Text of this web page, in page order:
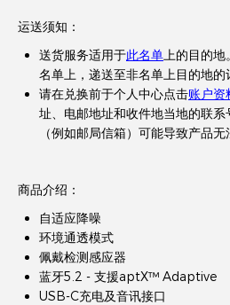
运送须知 ：
送货服务适用于此名单上的目的地
名单上，递送至非名单上目的地的
请在兑换前于个人中心点击账户资
址、电邮地址和收件地当地的联
（例如邮局信箱）可能导致产品无
商品介绍：
自适应降噪
环境通透模式
佩戴检测感应器
蓝牙5.2 - 支援aptX™ Adaptive
USB-C充电及音讯接口